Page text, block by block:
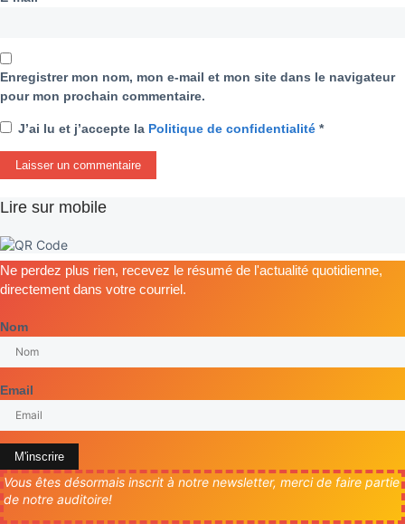
Enregistrer mon nom, mon e-mail et mon site dans le navigateur
pour mon prochain commentaire.
J’ai lu et j’accepte la Politique de confidentialité *
Lire sur mobile
Ne perdez plus rien, recevez le résumé de l'actualité quotidienne,
directement dans votre courriel.
Nom
Email
M'inscrire
Vous êtes désormais inscrit à notre newsletter, merci de faire partie
de notre auditoire!